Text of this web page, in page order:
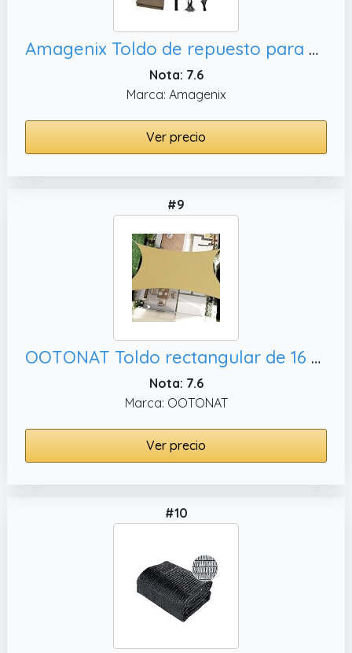
Amagenix Toldo de repuesto para pérgola de 10 x 20 pies, moca (personalizamos)
Nota: 7.6
Marca: Amagenix
Ver precio
#9
OOTONAT Toldo rectangular de 16 x 20 pies, color arena
Nota: 7.6
Marca: OOTONAT
Ver precio
#10